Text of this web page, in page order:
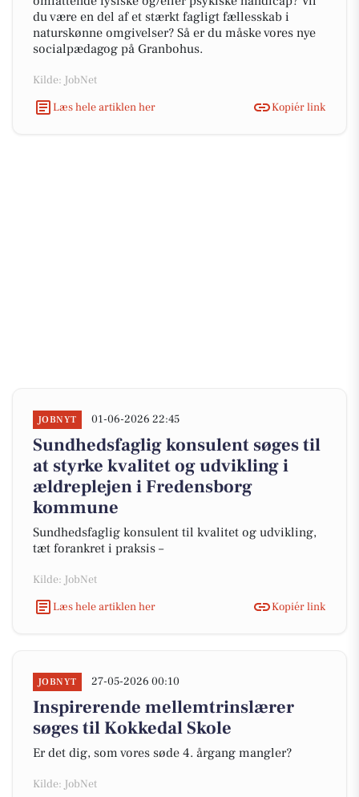
du være en del af et stærkt fagligt fællesskab i
naturskønne omgivelser? Så er du måske vores nye
socialpædagog på Granbohus.
Kilde: JobNet
Læs hele artiklen her
Kopiér link
JOBNYT 01-06-2026 22:45
Sundhedsfaglig konsulent søges til
at styrke kvalitet og udvikling i
ældreplejen i Fredensborg
kommune
Sundhedsfaglig konsulent til kvalitet og udvikling,
tæt forankret i praksis –
Kilde: JobNet
Læs hele artiklen her
Kopiér link
JOBNYT 27-05-2026 00:10
Inspirerende mellemtrinslærer
søges til Kokkedal Skole
Er det dig, som vores søde 4. årgang mangler?
Kilde: JobNet